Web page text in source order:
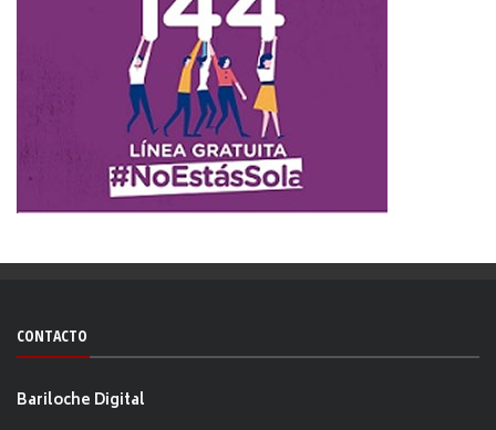
CONTACTO
Bariloche Digital